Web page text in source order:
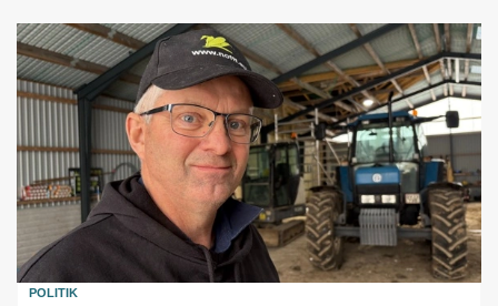
POLITIK